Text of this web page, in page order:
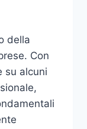
della
Con
su alcuni